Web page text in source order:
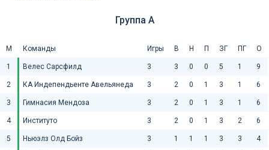
Группа A
М Команды Игры В Н П ЗГ ПГ О
1 Велес Сарсфилд 3 3 0 0 5 1 9
2 КА Индепендьенте Авельянеда 3 2 0 1 3 1 6
3 Гимнасия Мендоза 3 2 0 1 3 1 6
4 Институто 3 2 0 1 3 2 6
5 Ньюэлз Олд Бойз 3 1 1 1 3 3 4